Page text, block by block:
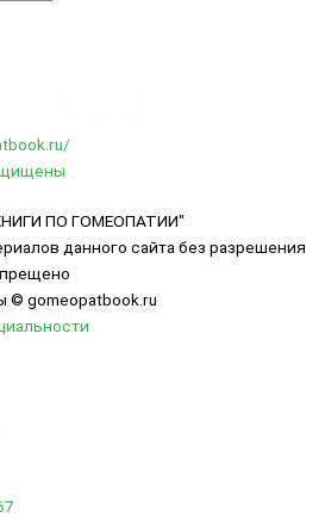
ПО ГОМЕОПАТИИ"
данного сайта без разрешения
© gomeopatbook.ru